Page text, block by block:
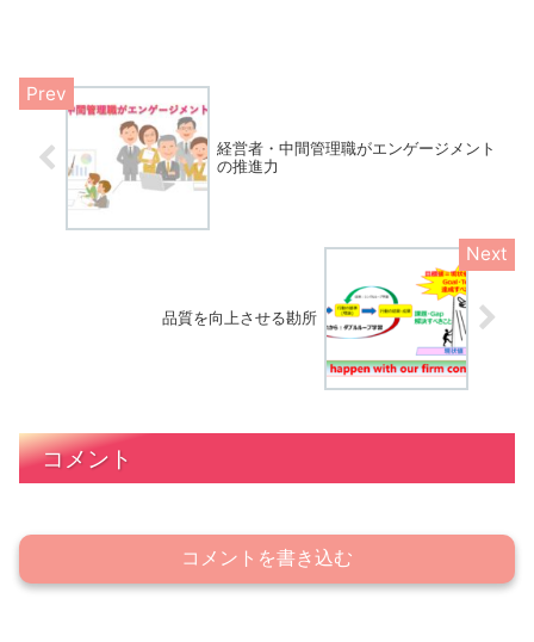
経営者・中間管理職がエンゲージメント
の推進力
品質を向上させる勘所
コメント
コメントを書き込む